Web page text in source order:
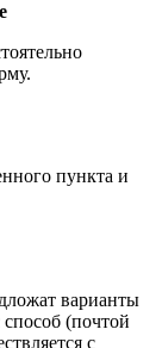
пункта и
варианты
(почтой
с